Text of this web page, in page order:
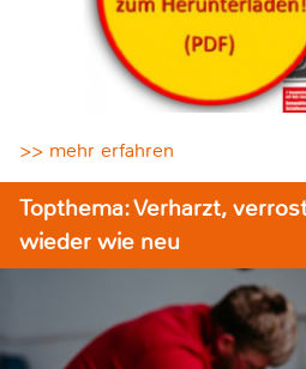
>> mehr erfahren
Topthema: Verharzt,
wieder wie neu